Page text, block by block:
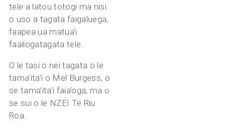
tele a latou totogi ma nisi
o uso a tagata faigaluega,
faapea ua matua’i
faailogatagata tele.
O le tasi o nei tagata o le
tama’ita’i o Mel Burgess, o
se tama’ita’i faia’oga, ma o
se sui o le NZEI Te Riu
Roa.